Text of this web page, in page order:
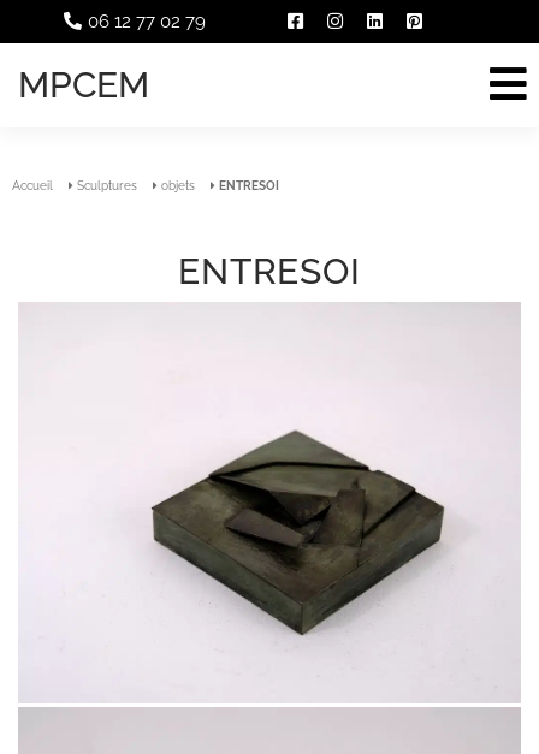
06 12 77 02 79
MPCEM
Accueil Sculptures objets ENTRESOI
ENTRESOI